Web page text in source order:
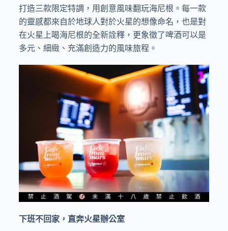
打造三款限定特調，用創意風味翻玩海尼根。每一款
的靈感都來自於地球人對於火星的想像命名，也是對
在火星上喝海尼根的全新詮釋，更象徵了啤酒可以是
多元、細緻、充滿創造力的風味旅程。
下班不回家，直奔火星辦公室